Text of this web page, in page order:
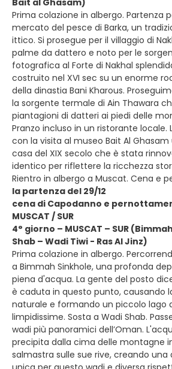
Bait al Ghasam)
Prima colazione in albergo. Partenza
mercato del pesce di Barka, un
ittico. Si prosegue per il villaggio di
palme da dattero e noto per le
fotografica al Forte di Nakhal
costruito nel XVI sec su un enorme
della dinastia Bani Kharous.
la sorgente termale di Ain Thawara
piantagioni di datteri ai piedi delle
Pranzo incluso in un ristorante locale.
con la visita al museo Bait Al
casa del XIX secolo che è stata
identico per riflettere la ricchezza
Rientro in albergo a Muscat. Cena e
la partenza del 29/12
cena di Capodanno e
MUSCAT / SUR
4° giorno – MUSCAT – SUR
Shab – Wadi Tiwi - Ras Al Jinz)
Prima colazione in albergo.
a Bimmah Sinkhole, una profonda
piena d'acqua. La gente del posto
è caduta in questo punto, causando
naturale e formando un piccolo lago
limpidissime. Sosta a Wadi Shab.
wadi più panoramici dell’Oman.
precipita dalla cima delle montagne
salmastra sulle sue rive, creando